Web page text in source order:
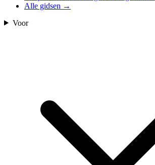
Alle gidsen →
Voor